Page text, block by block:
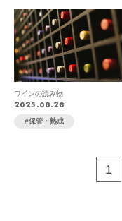
ワインの読み物
2025.08.28
保管・熟成
1